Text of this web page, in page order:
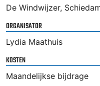
De Windwijzer,
ORGANISATOR
Lydia Maathuis
KOSTEN
Maandelijkse bijdrage